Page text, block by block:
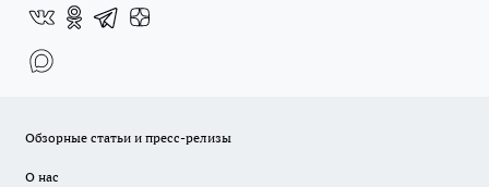
Обзорные статьи и пресс-релизы
О нас